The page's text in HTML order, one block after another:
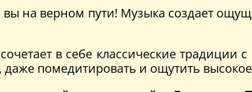
на верном пути! Музыка создает
в себе классические традиции
помедитировать и ощутить